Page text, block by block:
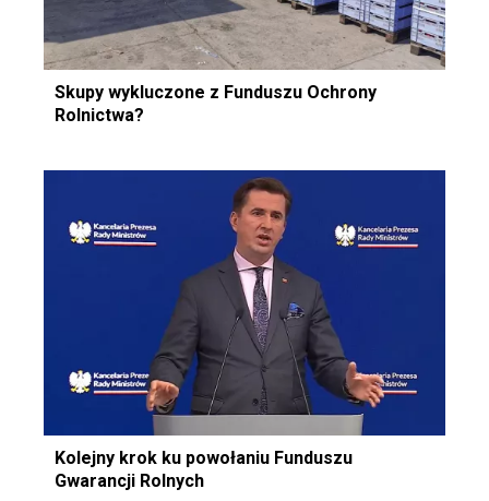
Skupy wykluczone z Funduszu Ochrony
Rolnictwa?
Kolejny krok ku powołaniu Funduszu
Gwarancji Rolnych